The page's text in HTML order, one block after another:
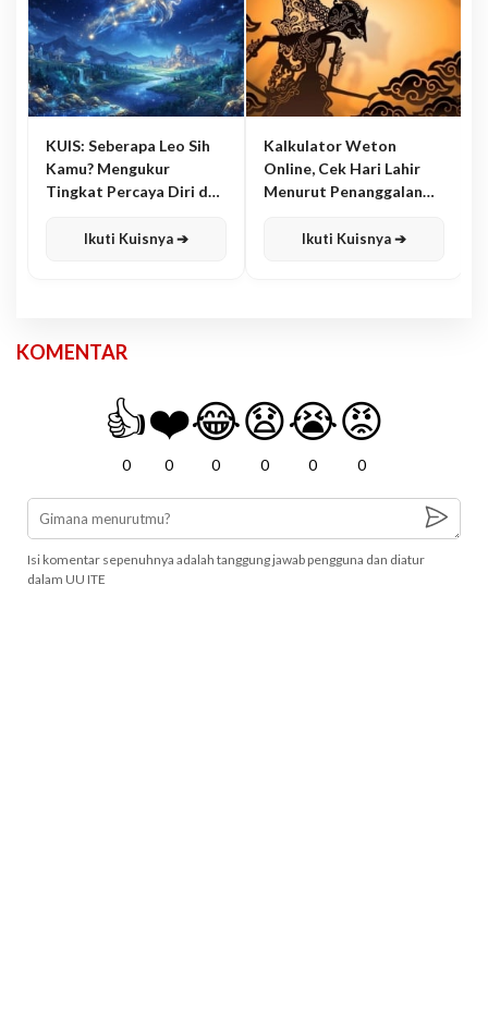
KUIS: Seberapa Leo Sih
Kamu? Mengukur
Tingkat Percaya Diri dan
Ikuti Kuisnya ➔
Kalkulator Weton
Online, Cek Hari Lahir
Menurut Penanggalan
Ikuti Kuisnya ➔
KOMENTAR
👍
0
❤️
0
😂
0
😧
0
😭
0
😡
0
Isi komentar sepenuhnya adalah tanggung jawab pengguna dan diatur
dalam UU ITE